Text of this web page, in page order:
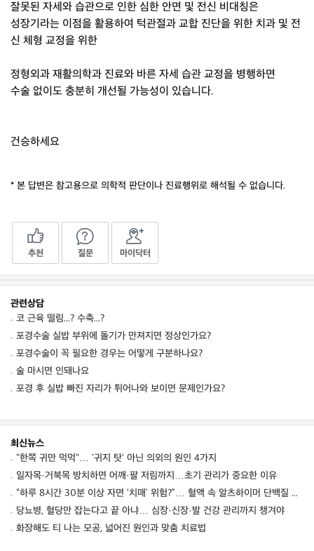
잘못된 자세와 습관으로 인한 심한 안면 및 전신 비대칭은
성장기라는 이점을 활용하여 턱관절과 교합 진단을 위한 치과 및 전
신 체형 교정을 위한
정형외과 재활의학과 진료와 바른 자세 습관 교정을 병행하면
수술 없이도 충분히 개선될 가능성이 있습니다.
건승하세요
* 본 답변은 참고용으로 의학적 판단이나 진료행위로 해석될 수 없습니다.
추천 질문 마이닥터
관련상담
코 근육 떨림...? 수축...?
포경수술 실밥 부위에 돌기가 만져지면 정상인가요?
포경수술이 꼭 필요한 경우는 어떻게 구분하나요?
술 마시면 인돼나요
포경 후 실밥 빠진 자리가 튀어나와 보이면 문제인가요?
최신뉴스
"한쪽 귀만 먹먹"… '귀지 탓' 아닌 의외의 원인 4가지
일자목·거북목 방치하면 어깨·팔 저림까지…초기 관리가 중요한 이유
“하루 8시간 30분 이상 자면 ‘치매’ 위험?”… 혈액 속 알츠하이머 단백질 늘었다
당뇨병, 혈당만 잡는다고 끝 아냐… 심장·신장·발 건강 관리까지 챙겨야
화장해도 티 나는 모공, 넓어진 원인과 맞춤 치료법